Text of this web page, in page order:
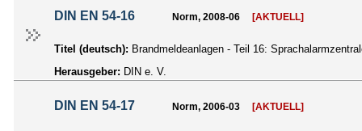
DIN EN 54-16 Norm, 2008-06 [AKTUELL]
Titel (deutsch): Brandmeldeanlagen - Teil 16:
Herausgeber: DIN e. V.
DIN EN 54-17 Norm, 2006-03 [AKTUELL]